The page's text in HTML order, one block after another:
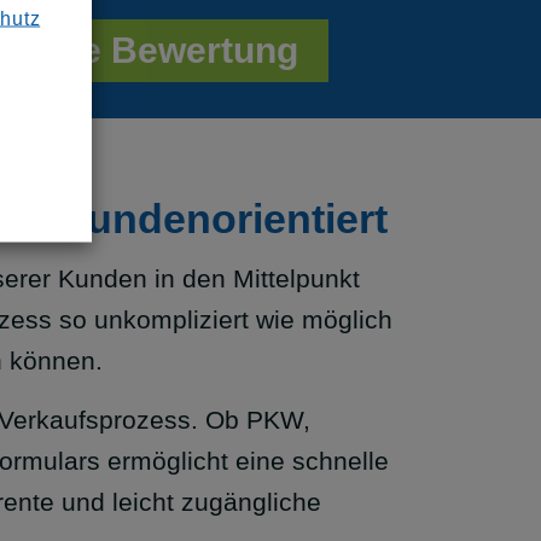
Online Bewertung
Kundenorientiert
Kunden in den Mittelpunkt
so unkompliziert wie möglich
können.
Ob PKW,
ermöglicht eine schnelle
und leicht zugängliche